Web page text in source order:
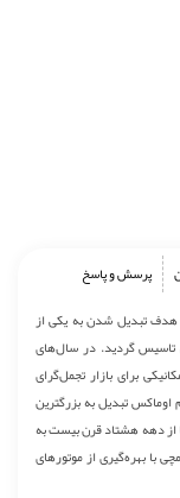
پرسش و پاسخ
ساعت‌سازی مونترس اوماکس اس.ای. در سال 1946 با هدف تبدیل شدن به یکی از
گردید. در سال‌های
برای بازار تجمل‌گرای
تبدیل به بزرگترین
از دهه هشتاد قرن بیست به
با بهره‌گیری از موتورهای